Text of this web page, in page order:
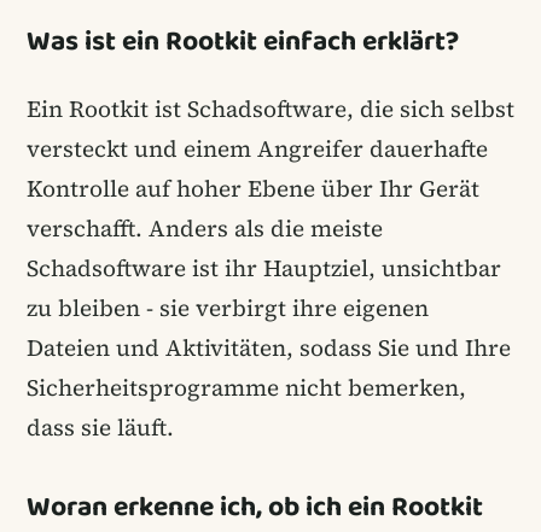
Was ist ein Rootkit einfach erklärt?
Ein Rootkit ist Schadsoftware, die sich selbst
versteckt und einem Angreifer dauerhafte
Kontrolle auf hoher Ebene über Ihr Gerät
verschafft. Anders als die meiste
Schadsoftware ist ihr Hauptziel, unsichtbar
zu bleiben - sie verbirgt ihre eigenen
Dateien und Aktivitäten, sodass Sie und Ihre
Sicherheitsprogramme nicht bemerken,
dass sie läuft.
Woran erkenne ich, ob ich ein Rootkit